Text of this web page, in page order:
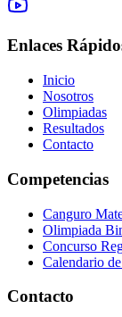
Enlaces
Inicio
Nosotros
Olimpiadas
Resultados
Contacto
Competencias
Canguro
Olimpiada
Concurso
Calendario
Contacto